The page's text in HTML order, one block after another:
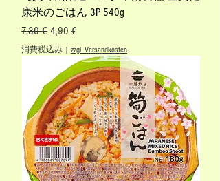
康米のごはん 3P 540g
通常価格
7,30 € セール価格
4,90 €
消費税込み | zzgl. Versandkosten